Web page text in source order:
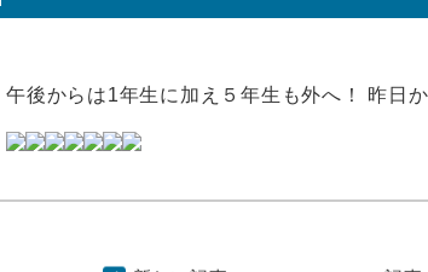
午後からは1年生に加え５年生も外へ！ 昨日